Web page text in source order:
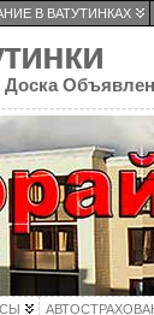
В ВАТУТИНКАХ